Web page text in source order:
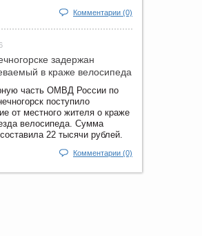
Комментарии (0)
задержан
в краже велосипеда
часть ОМВД России по
поступило
от местного жителя о краже
велосипеда. Сумма
22 тысячи рублей.
Комментарии (0)